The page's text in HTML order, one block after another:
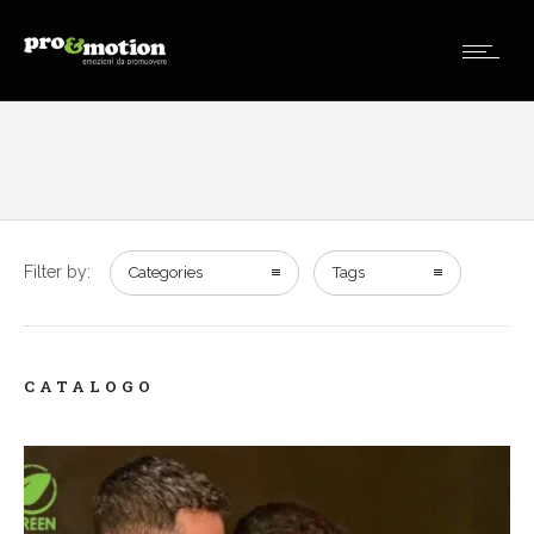
Filter by: Categories Tags
CATALOGO